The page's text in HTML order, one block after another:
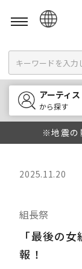
English
한국어
中文
アーティ
から探す
※地震の
2025.11.20
組長祭
「最後の
報！